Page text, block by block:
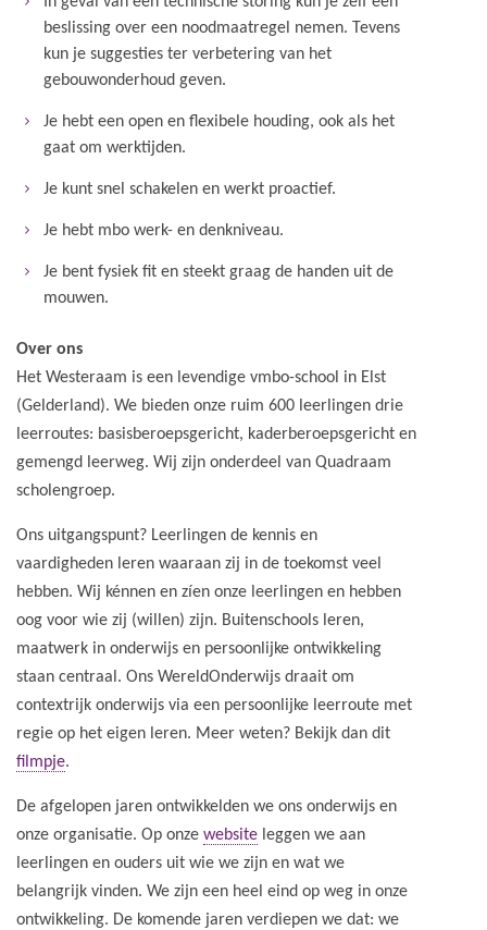
beslissing over een noodmaatregel nemen. Tevens
kun je suggesties ter verbetering van het
gebouwonderhoud geven.
Je hebt een open en flexibele houding, ook als het
gaat om werktijden.
Je kunt snel schakelen en werkt proactief.
Je hebt mbo werk- en denkniveau.
Je bent fysiek fit en steekt graag de handen uit de
mouwen.
Over ons
Het Westeraam is een levendige vmbo-school in Elst
(Gelderland). We bieden onze ruim 600 leerlingen drie
leerroutes: basisberoepsgericht, kaderberoepsgericht en
gemengd leerweg. Wij zijn onderdeel van Quadraam
scholengroep.
Ons uitgangspunt? Leerlingen de kennis en
vaardigheden leren waaraan zij in de toekomst veel
hebben. Wij kénnen en zíen onze leerlingen en hebben
oog voor wie zij (willen) zijn. Buitenschools leren,
maatwerk in onderwijs en persoonlijke ontwikkeling
staan centraal. Ons WereldOnderwijs draait om
contextrijk onderwijs via een persoonlijke leerroute met
regie op het eigen leren. Meer weten? Bekijk dan dit
filmpje.
De afgelopen jaren ontwikkelden we ons onderwijs en
onze organisatie. Op onze website leggen we aan
leerlingen en ouders uit wie we zijn en wat we
belangrijk vinden. We zijn een heel eind op weg in onze
ontwikkeling. De komende jaren verdiepen we dat: we